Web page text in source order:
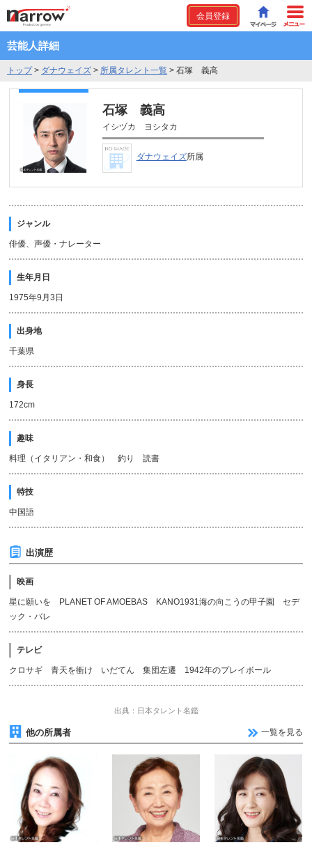
会員登録
芸能人詳細
トップ> ダナウェイズ > 所属タレント一覧 > 石塚 義高
石塚 義高
イシヅカ ヨシタカ
ダナウェイズ所属
ジャンル
俳優、声優・ナレーター
生年月日
1975年9月3日
出身地
千葉県
身長
172cm
趣味
料理（イタリアン・和食） 釣り 読書
特技
中国語
出演歴
映画
星に願いを PLANET OF AMOEBAS KANO1931海の向こうの甲子園 セデ
ック・バレ
テレビ
クロサギ 青天を衝け いだてん 集団左遷 1942年のプレイボール
出典：日本タレント名鑑
他の所属者 一覧を見る